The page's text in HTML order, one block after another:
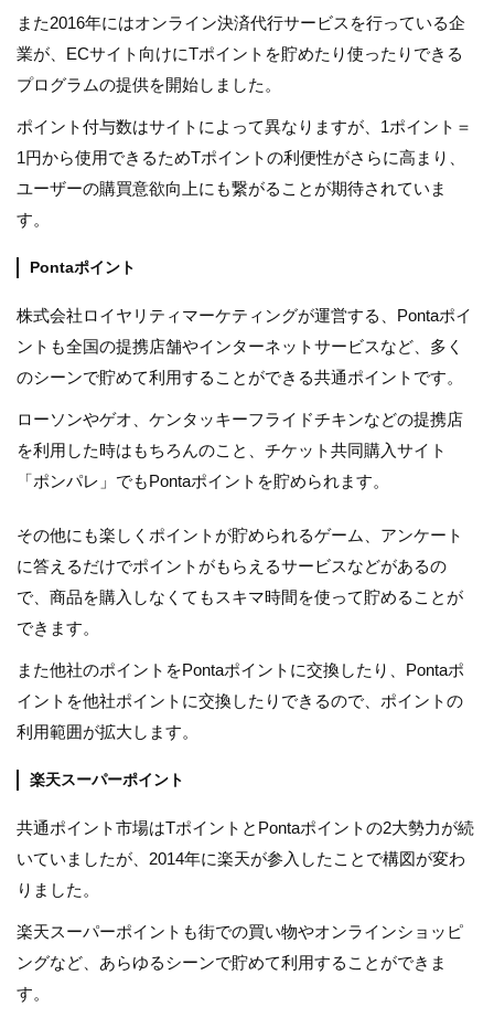
また2016年にはオンライン決済代行サービスを行っている企
業が、ECサイト向けにTポイントを貯めたり使ったりできる
プログラムの提供を開始しました。
ポイント付与数はサイトによって異なりますが、1ポイント＝
1円から使用できるためTポイントの利便性がさらに高まり、
ユーザーの購買意欲向上にも繋がることが期待されていま
す。
Pontaポイント
株式会社ロイヤリティマーケティングが運営する、Pontaポイ
ントも全国の提携店舗やインターネットサービスなど、多く
のシーンで貯めて利用することができる共通ポイントです。
ローソンやゲオ、ケンタッキーフライドチキンなどの提携店
を利用した時はもちろんのこと、チケット共同購入サイト
「ポンパレ」でもPontaポイントを貯められます。
その他にも楽しくポイントが貯められるゲーム、アンケート
に答えるだけでポイントがもらえるサービスなどがあるの
で、商品を購入しなくてもスキマ時間を使って貯めることが
できます。
また他社のポイントをPontaポイントに交換したり、Pontaポ
イントを他社ポイントに交換したりできるので、ポイントの
利用範囲が拡大します。
楽天スーパーポイント
共通ポイント市場はTポイントとPontaポイントの2大勢力が続
いていましたが、2014年に楽天が参入したことで構図が変わ
りました。
楽天スーパーポイントも街での買い物やオンラインショッピ
ングなど、あらゆるシーンで貯めて利用することができま
す。